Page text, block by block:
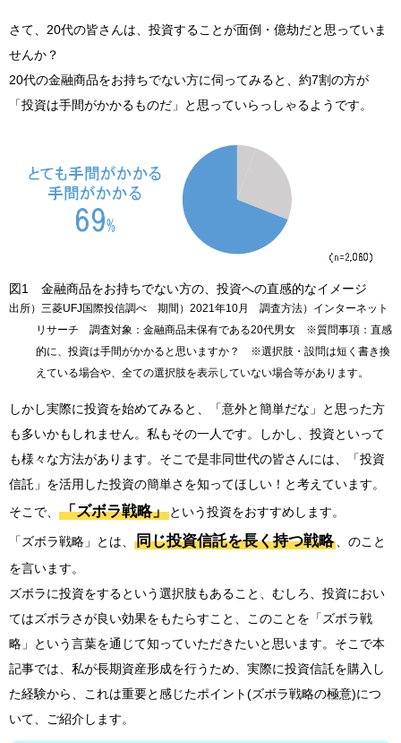
さて、20代の皆さんは、投資することが面倒・億劫だと思っていま
せんか？
20代の金融商品をお持ちでない方に伺ってみると、約7割の方が
「投資は手間がかかるものだ」と思っていらっしゃるようです。
図1 金融商品をお持ちでない方の、投資への直感的なイメージ
出所）三菱UFJ国際投信調べ 期間）2021年10月 調査方法）インターネット
リサーチ 調査対象：金融商品未保有である20代男女 ※質問事項：直感
的に、投資は手間がかかると思いますか？ ※選択肢・設問は短く書き換
えている場合や、全ての選択肢を表示していない場合等があります。
しかし実際に投資を始めてみると、「意外と簡単だな」と思った方
も多いかもしれません。私もその一人です。しかし、投資といって
も様々な方法があります。そこで是非同世代の皆さんには、「投資
信託」を活用した投資の簡単さを知ってほしい！と考えています。
そこで、
「ズボラ戦略」 という投資をおすすめします。
「ズボラ戦略」とは、 同じ投資信託を長く持つ戦略、のこと
を言います。
ズボラに投資をするという選択肢もあること、むしろ、投資におい
てはズボラさが良い効果をもたらすこと、このことを「ズボラ戦
略」という言葉を通じて知っていただきたいと思います。そこで本
記事では、私が長期資産形成を行うため、実際に投資信託を購入し
た経験から、これは重要と感じたポイント(ズボラ戦略の極意)につ
いて、ご紹介します。